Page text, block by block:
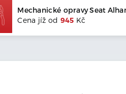
Mechanické opravySeat
Cena jíž od 945 Kč